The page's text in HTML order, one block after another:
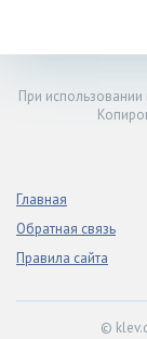
При использовании
Главная
Обратная связь
Правила сайта
©